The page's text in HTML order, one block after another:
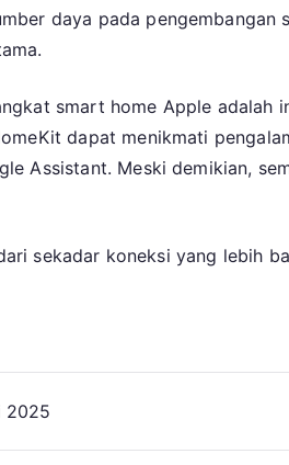
daya pada
smart home Apple adalah
dapat menikmati
Assistant. Meski demikian,
sekadar koneksi yang lebih
2025